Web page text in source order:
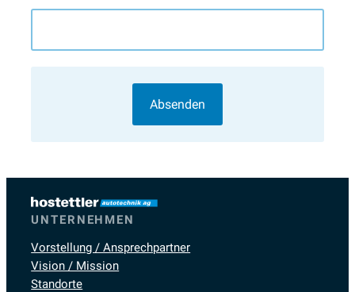
UNTERNEHMEN
Vorstellung / Ansprechpartner
Vision / Mission
Standorte